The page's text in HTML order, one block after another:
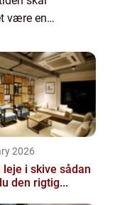
være en
2026
i skive sådan
den rigtig...